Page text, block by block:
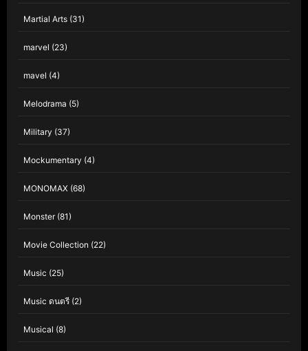
Martial Arts (31)
marvel (23)
mavel (4)
Melodrama (5)
Military (37)
Mockumentary (4)
MONOMAX (68)
Monster(81)
Movie Collection (22)
Music (25)
Music ดนตรี (2)
Musical (8)